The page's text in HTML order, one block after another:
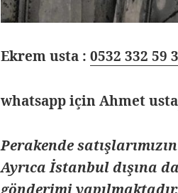
Ekrem usta :0532 332 59
whatsapp için Ahmet usta
Perakende
Ayrıca İstanbul dışına